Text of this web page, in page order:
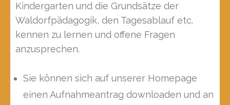
Kindergarten und die Grundsätze der
Waldorfpädagogik, den Tagesablauf etc.
kennen zu lernen und offene Fragen
anzusprechen.
Sie können sich auf unserer Homepage
einen Aufnahmeantrag downloaden und an